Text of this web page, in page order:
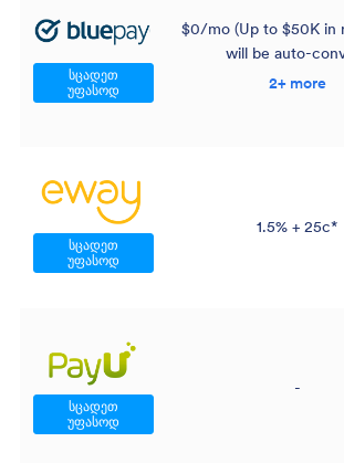
სცადეთ
უფასოდ
$0/mo (Up to $50K in
will be auto-
2+ more
სცადეთ
უფასოდ
1.5% + 25c*
სცადეთ
უფასოდ
-